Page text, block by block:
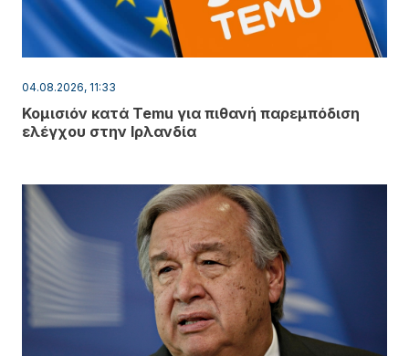
04.08.2026, 11:33
Κομισιόν κατά Temu για πιθανή παρεμπόδιση
ελέγχου στην Ιρλανδία